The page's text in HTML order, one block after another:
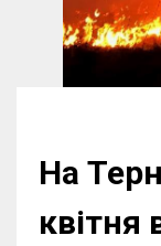
На
квітня